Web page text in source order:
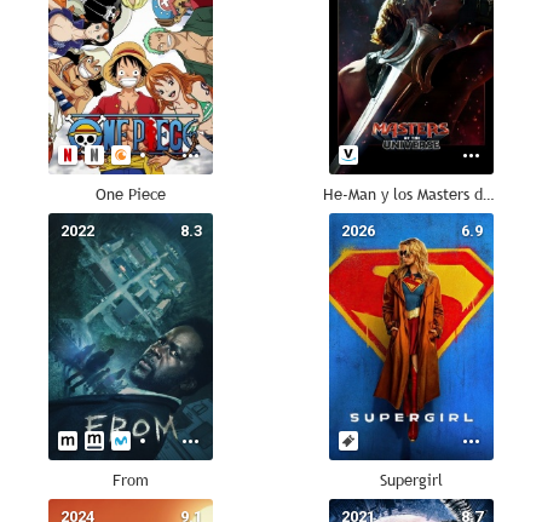
One Piece He-Man y los Masters del universo
8.3
2022
From
6.9
2026
Supergirl
9.1
2024 8.7
2021